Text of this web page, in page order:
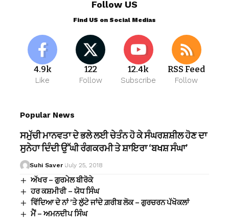
Follow US
Find US on Social Medias
4.9k
Like
122
Follow
12.4k
Subscribe
RSS Feed
Follow
Popular News
ਸਮੁੱਚੀ ਮਾਨਵਤਾ ਦੇ ਭਲੇ ਲਈ ਚੇਤੰਨ ਹੋ ਕੇ ਸੰਘਰਸ਼ਸ਼ੀਲ ਹੋਣ ਦਾ
ਸੁਨੇਹਾ ਦਿੰਦੀ ਉੱਘੀ ਰੰਗਕਰਮੀ ਤੇ ਸ਼ਾਇਰਾ ‘ਬਖਸ਼ ਸੰਘਾ’
Suhi Saver July 25, 2018
ਅੱਖਰ – ਗੁਰਮੇਲ ਬੀਰੋਕੇ
ਹਰ ਕਸ਼ਮੀਰੀ – ਯੋਧ ਸਿੰਘ
ਵਿੱਦਿਆ ਦੇ ਨਾਂ ’ਤੇ ਲੁੱਟੇ ਜਾਂਦੇ ਗ਼ਰੀਬ ਲੋਕ – ਗੁਰਚਰਨ ਪੱਖੋਕਲਾਂ
ਮੈਂ – ਅਮਨਦੀਪ ਸਿੰਘ